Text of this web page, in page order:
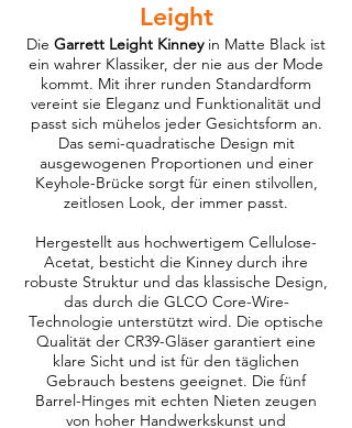
Leight
Die Garrett Leight Kinneyin Matte Black ist
ein wahrer Klassiker, der nie aus der Mode
kommt. Mit ihrer runden Standardform
vereint sie Eleganz und Funktionalität und
passt sich mühelos jeder Gesichtsform an.
Das semi-quadratische Design mit
ausgewogenen Proportionen und einer
Keyhole-Brücke sorgt für einen stilvollen,
zeitlosen Look, der immer passt.
Hergestellt aus hochwertigem Cellulose-
Acetat, besticht die Kinney durch ihre
robuste Struktur und das klassische Design,
das durch die GLCO Core-Wire-
Technologie unterstützt wird. Die optische
Qualität der CR39-Gläser garantiert eine
klare Sicht und ist für den täglichen
Gebrauch bestens geeignet. Die fünf
Barrel-Hinges mit echten Nieten zeugen
von hoher Handwerkskunst und